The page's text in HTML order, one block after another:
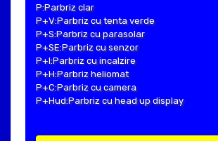
P:Parbriz clar
P+V:Parbriz cu tenta verde
P+S:Parbriz cu parasolar
P+SE:Parbriz cu senzor
P+I:Parbriz cu incalzire
P+H:Parbriz heliomat
P+C:Parbriz cu camera
P+Hud:Parbriz cu head up display